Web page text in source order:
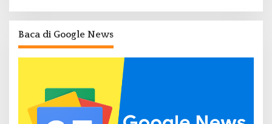
Baca di Google News